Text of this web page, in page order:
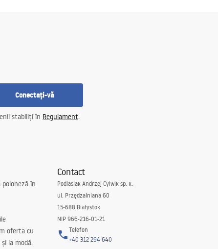
Conectați-vă
stabiliți în Regulament.
poloneză în
oferta cu
la modă.
Contact
Podlasiak Andrzej Cylwik sp. k.
ul. Przędzalniana 60
15-688 Białystok
NIP 966-216-01-21
Telefon
+40 312 294 640